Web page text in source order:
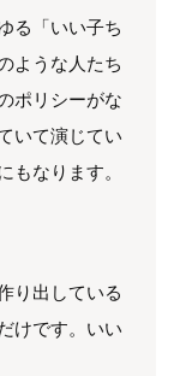
る「いい子ち
ような人たち
ポリシーがな
いて演じてい
もなります。
り出している
けです。いい